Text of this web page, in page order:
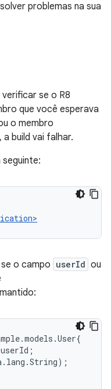
problemas na sua
se o R8
que você esperava
o membro
build vai falhar.
seguinte:
o campo userId ou